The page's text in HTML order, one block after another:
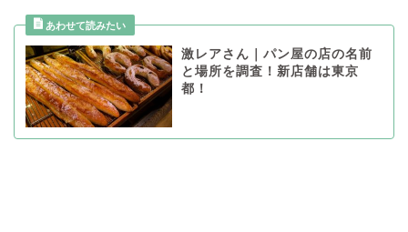
激レアさん｜パン屋の店の名前
と場所を調査！新店舗は東京
都！